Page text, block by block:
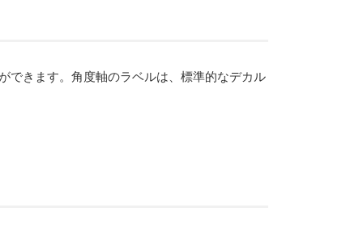
できます。角度軸のラベルは、標準的なデカル